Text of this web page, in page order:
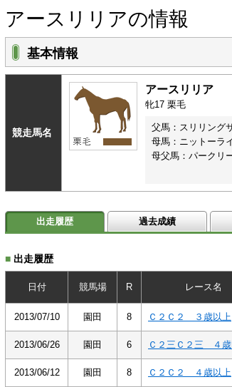
アースリリアの情報
基本情報
競走馬名
アースリリア
牝17 栗毛
父馬：スリリング
母馬：ニットーラ
母父馬：パークリ
出走履歴 過去成績
■ 出走履歴
日付 競馬場 R レース名
2013/07/10 園田 8 Ｃ２Ｃ２ ３歳以上
2013/06/26 園田 6 Ｃ２三Ｃ２三 ４歳
2013/06/12 園田 8 Ｃ２Ｃ２ ４歳以上